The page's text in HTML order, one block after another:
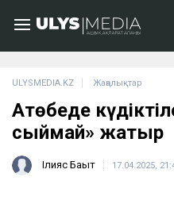
ULYSMEDIA.KZ Жаңалықтар
Ақтөбеде
сыймай» жатыр
Ілияс Бақыт 17.04.2025,